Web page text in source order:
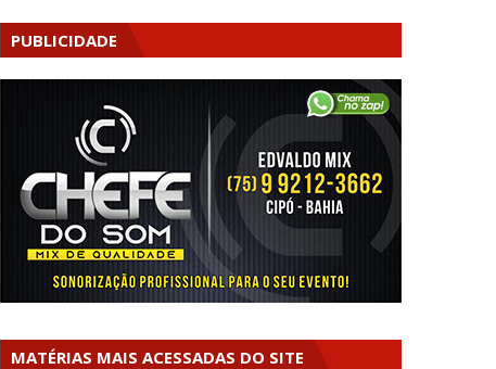
PUBLICIDADE
MATÉRIAS MAIS ACESSADAS DO SITE